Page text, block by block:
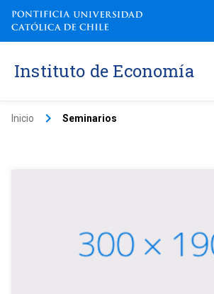
Instituto de Economía
Inicio keyboard_arrow_right Seminarios